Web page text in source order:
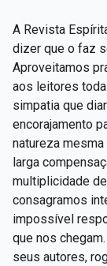
A Revista
dizer que o faz
Aproveitamos
aos leitores
simpatia que
encorajamento
natureza
larga
multiplicidade
consagramos
impossível
que nos
seus autores,